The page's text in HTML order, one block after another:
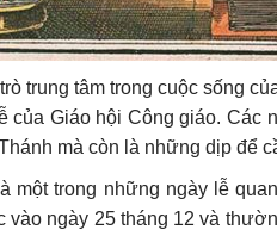
trung tâm trong cuộc sống
của Giáo hội Công giáo.
mà còn là những dịp để
một trong những ngày lễ
ngày 25 tháng 12 và